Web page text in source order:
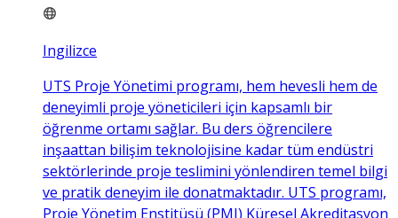
Ingilizce
UTS Proje Yönetimi programı, hem hevesli hem de
deneyimli proje yöneticileri için kapsamlı bir
öğrenme ortamı sağlar. Bu ders öğrencilere
inşaattan bilişim teknolojisine kadar tüm endüstri
sektörlerinde proje teslimini yönlendiren temel bilgi
ve pratik deneyim ile donatmaktadır. UTS programı,
Proje Yönetim Enstitüsü (PMI) Küresel Akreditasyon